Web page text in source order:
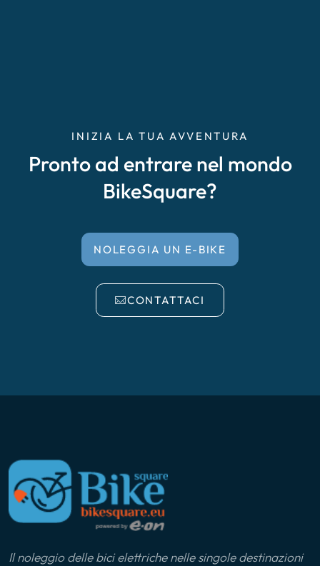
INIZIA LA TUA AVVENTURA
Pronto ad entrare nel mondo
BikeSquare?
NOLEGGIA UN E-BIKE
CONTATTACI
Il noleggio delle bici elettriche nelle singole destinazioni